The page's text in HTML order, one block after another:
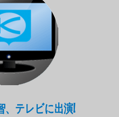
、テレビに出演!